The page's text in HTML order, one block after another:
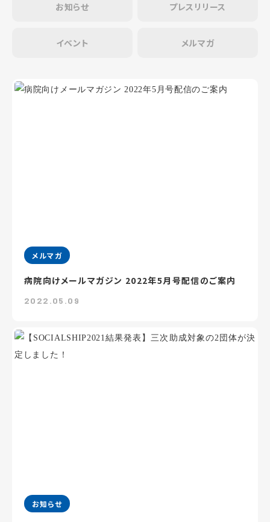
お知らせ プレスリリース
イベント メルマガ
メルマガ
病院向けメールマガジン 2022年5月号配信のご案内
2022.05.09
お知らせ